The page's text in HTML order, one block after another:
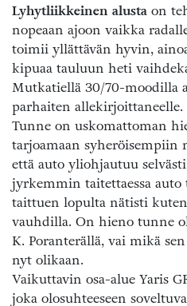
Lyhytliikkeinen alusta on
nopeaan ajoon vaikka
toimii yllättävän hyvin,
kipuaa tauluun heti
Mutkatiellä 30/70-moodilla
parhaiten allekirjoittaneelle.
Tunne on uskomattoman
tarjoamaan
että auto yliohjautuu
jyrkemmin taitettaessa
taittuen lopulta nätisti
vauhdilla. On hieno tunne
K. Poranterällä, vai mikä
nyt olikaan.
Vaikuttavin osa-alue Yaris
joka olosuhteeseen